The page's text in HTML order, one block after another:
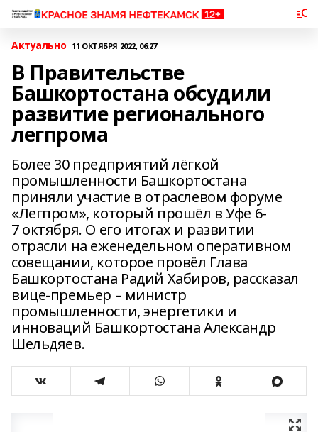
Актуально 11 ОКТЯБРЯ 2022, 06:27
В Правительстве
Башкортостана обсудили
развитие регионального
легпрома
Более 30 предприятий лёгкой
промышленности Башкортостана
приняли участие в отраслевом форуме
«Легпром», который прошёл в Уфе 6-
7 октября. О его итогах и развитии
отрасли на еженедельном оперативном
совещании, которое провёл Глава
Башкортостана Радий Хабиров, рассказал
вице-премьер – министр
промышленности, энергетики и
инноваций Башкортостана Александр
Шельдяев.